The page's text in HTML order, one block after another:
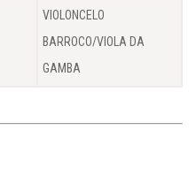
VIOLONCELO
BARROCO/VIOLA DA
GAMBA